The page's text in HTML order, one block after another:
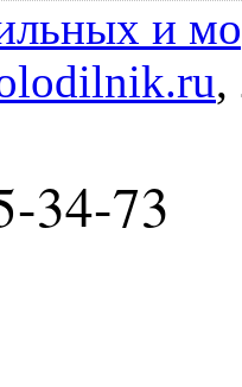
и
,
34-73